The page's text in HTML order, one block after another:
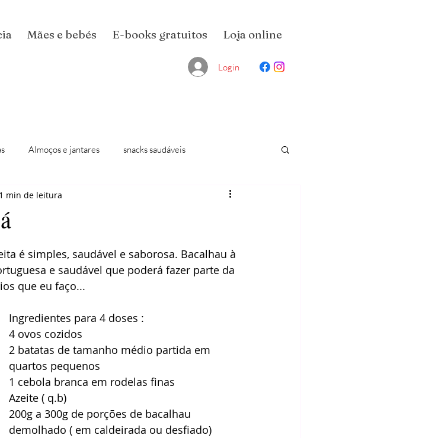
Mães e bebés E-books gratuitos Loja online
Login
Almoços e jantares snacks saudáveis
1 min de leitura
é simples, saudável e saborosa. Bacalhau à
e saudável que poderá fazer parte da
que eu faço...
Ingredientes para 4 doses :
4 ovos cozidos
2 batatas de tamanho médio partida em
quartos pequenos
1 cebola branca em rodelas finas
Azeite ( q.b)
200g a 300g de porções de bacalhau
demolhado ( em caldeirada ou desfiado)